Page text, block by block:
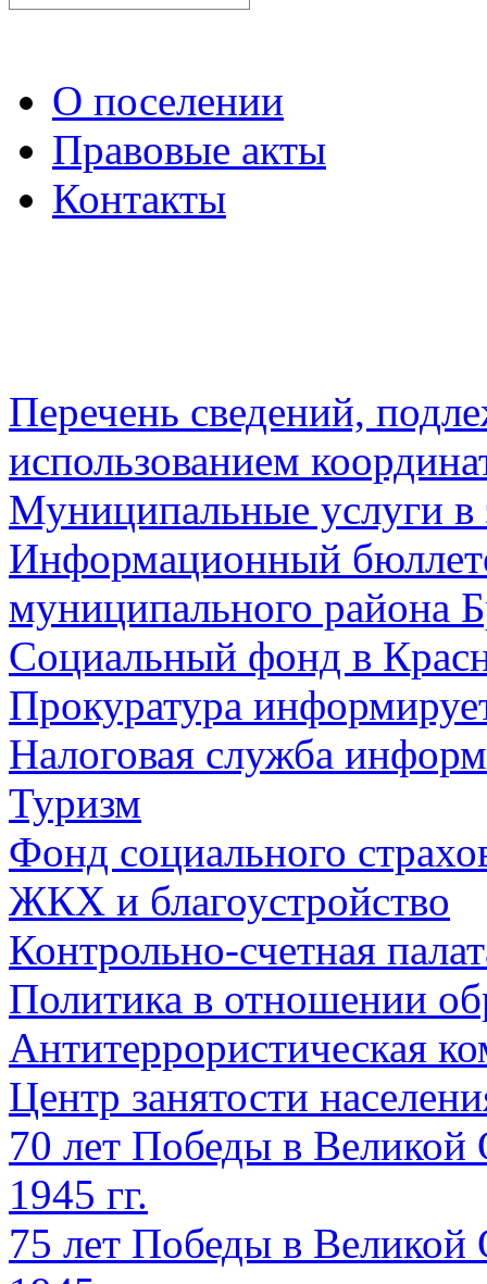
О поселении
Правовые акты
Контакты
Перечень сведений,
использованием
Муниципальные услуги в
Информационный
муниципального района
Социальный фонд в
Прокуратура
Налоговая служба
Туризм
Фонд социального
ЖКХ и благоустройство
Контрольно-счетная
Политика в отношении
Антитеррористическая
Центр занятости
70 лет Победы в Великой
1945 гг.
75 лет Победы в Великой